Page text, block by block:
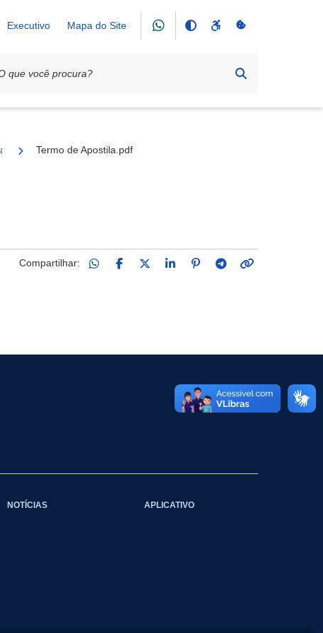
Executivo Mapa do Site
de Assistência aos Menores (Patronato)
Termo de Apostila.pdf
Compartilhar:
NOTÍCIAS APLICATIVO